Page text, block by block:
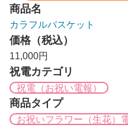
商品名
カラフルバスケット
価格（税込）
11,000円
祝電カテゴリ
祝電（お祝い電報）
商品タイプ
お祝いフラワー（生花）